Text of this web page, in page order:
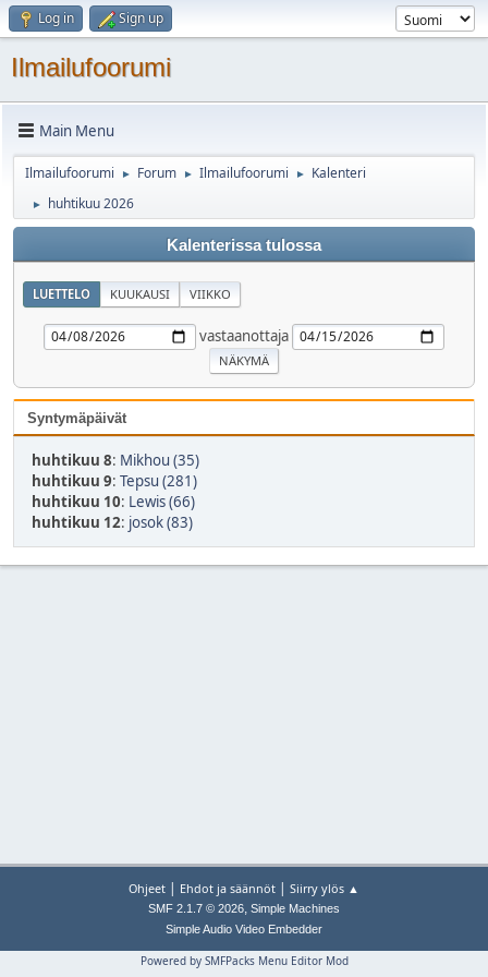
Log in Sign up
Ilmailufoorumi
Main Menu
Ilmailufoorumi ► Forum ► Ilmailufoorumi ► Kalenteri
► huhtikuu 2026
Kalenterissa tulossa
LUETTELO KUUKAUSI VIIKKO
vastaanottaja
Syntymäpäivät
huhtikuu 8: Mikhou (35)
huhtikuu 9: Tepsu (281)
huhtikuu 10: Lewis (66)
huhtikuu 12: josok (83)
Ohjeet | Ehdot ja säännöt | Siirry ylös ▲
SMF 2.1.7 © 2026, Simple Machines
Simple Audio Video Embedder
Powered by SMFPacks Menu Editor Mod